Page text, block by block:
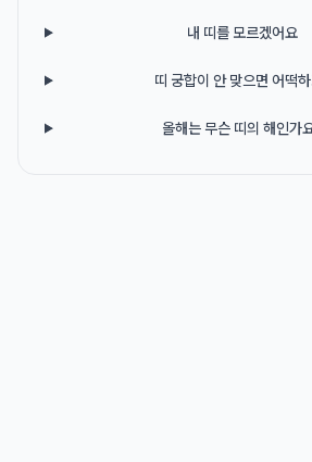
내 띠를 모르겠어요
띠 궁합이 안 맞으면 어떡
올해는 무슨 띠의 해인가